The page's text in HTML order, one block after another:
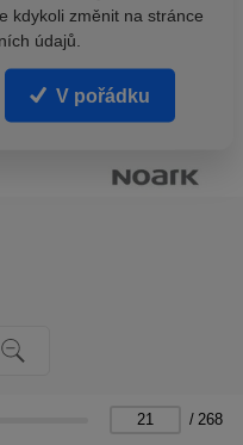
/ 268
kdykoli změnit na stránce
údajů.
V pořádku